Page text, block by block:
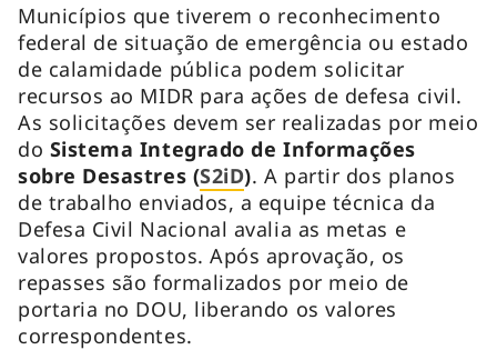
Municípios que tiverem o reconhecimento
federal de situação de emergência ou estado
de calamidade pública podem solicitar
recursos ao MIDR para ações de defesa civil.
As solicitações devem ser realizadas por meio
do Sistema Integrado de Informações
sobre Desastres (S2iD). A partir dos planos
de trabalho enviados, a equipe técnica da
Defesa Civil Nacional avalia as metas e
valores propostos. Após aprovação, os
repasses são formalizados por meio de
portaria no DOU, liberando os valores
correspondentes.